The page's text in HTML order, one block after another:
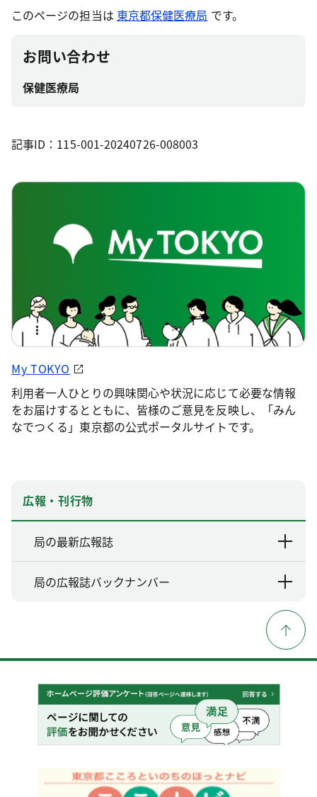
このページの担当は 東京都保健医療局 です。
お問い合わせ
保健医療局
記事ID：115-001-20240726-008003
My TOKYO
利用者一人ひとりの興味関心や状況に応じて必要な情報
をお届けするとともに、皆様のご意見を反映し、「みん
なでつくる」東京都の公式ポータルサイトです。
広報・刊行物
局の最新広報誌
局の広報誌バックナンバー